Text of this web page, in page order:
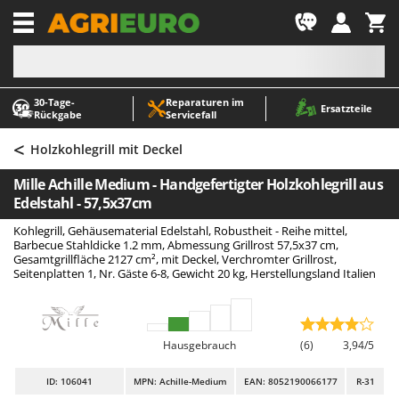
30‑Tage-
Rückgabe
Reparaturen im
Servicefall
Ersatzteile
-1
A
Abbeermaschinen - Traubenmühlen
Abfüllgeräte
Akku Gartenscheren
Akku Gras- und Strauchscheren
Akku-Stichsägen
Allzwecktransporter - Motorschubkarren
Alu-Teleskopleitern
Anbaubagger Heckbagger für Traktoren
Arbeitsschutzkleidung
Astkettensägen - Hochentaster
A
ABAC
AgriEuro Premium
AgriEuro TOP-LINE
AGT
Aima
Airmec
AL-KO
ALA 2000
Alce
Ama
< Holzkohlegrill mit Deckel
Mille Achille Medium - Handgefertigter Holzkohlegrill aus
Edelstahl - 57,5x37cm
Kohlegrill, Gehäusematerial Edelstahl, Robustheit - Reihe mittel,
Barbecue Stahldicke 1.2 mm, Abmessung Grillrost 57,5x37 cm,
Gesamtgrillfläche 2127 cm², mit Deckel, Verchromter Grillrost,
Seitenplatten 1, Nr. Gäste 6-8, Gewicht 20 kg, Herstellungsland Italien
Hausgebrauch (6) 3,94/5
ID: 106041 MPN: Achille-Medium EAN: 8052190066177 R-31